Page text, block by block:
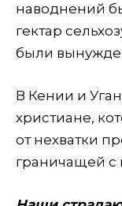
наводнений
гектар
были
В Кении и
христиане,
от нехватки
граничащей с